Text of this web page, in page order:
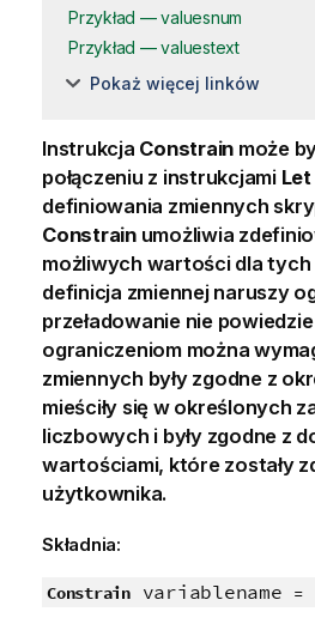
Przykład — valuesnum
Przykład — valuestext
Pokaż więcej linków
Instrukcja Constrain może
połączeniu z instrukcjami Let
definiowania zmiennych
Constrainumożliwia
możliwych wartości dla tych
definicja zmiennej naruszy
przeładowanie nie
ograniczeniom można
zmiennych były zgodne z
mieściły się w określonych
liczbowych i były zgodne z
wartościami, które zostały
użytkownika.
Składnia:
Constrainvariablename =